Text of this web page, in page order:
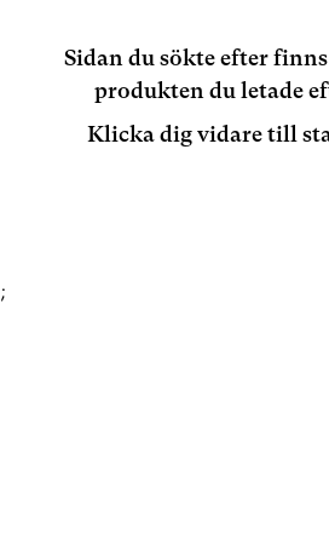
Sidan du sökte efter
produkten du letade
Klicka dig vidare till
;